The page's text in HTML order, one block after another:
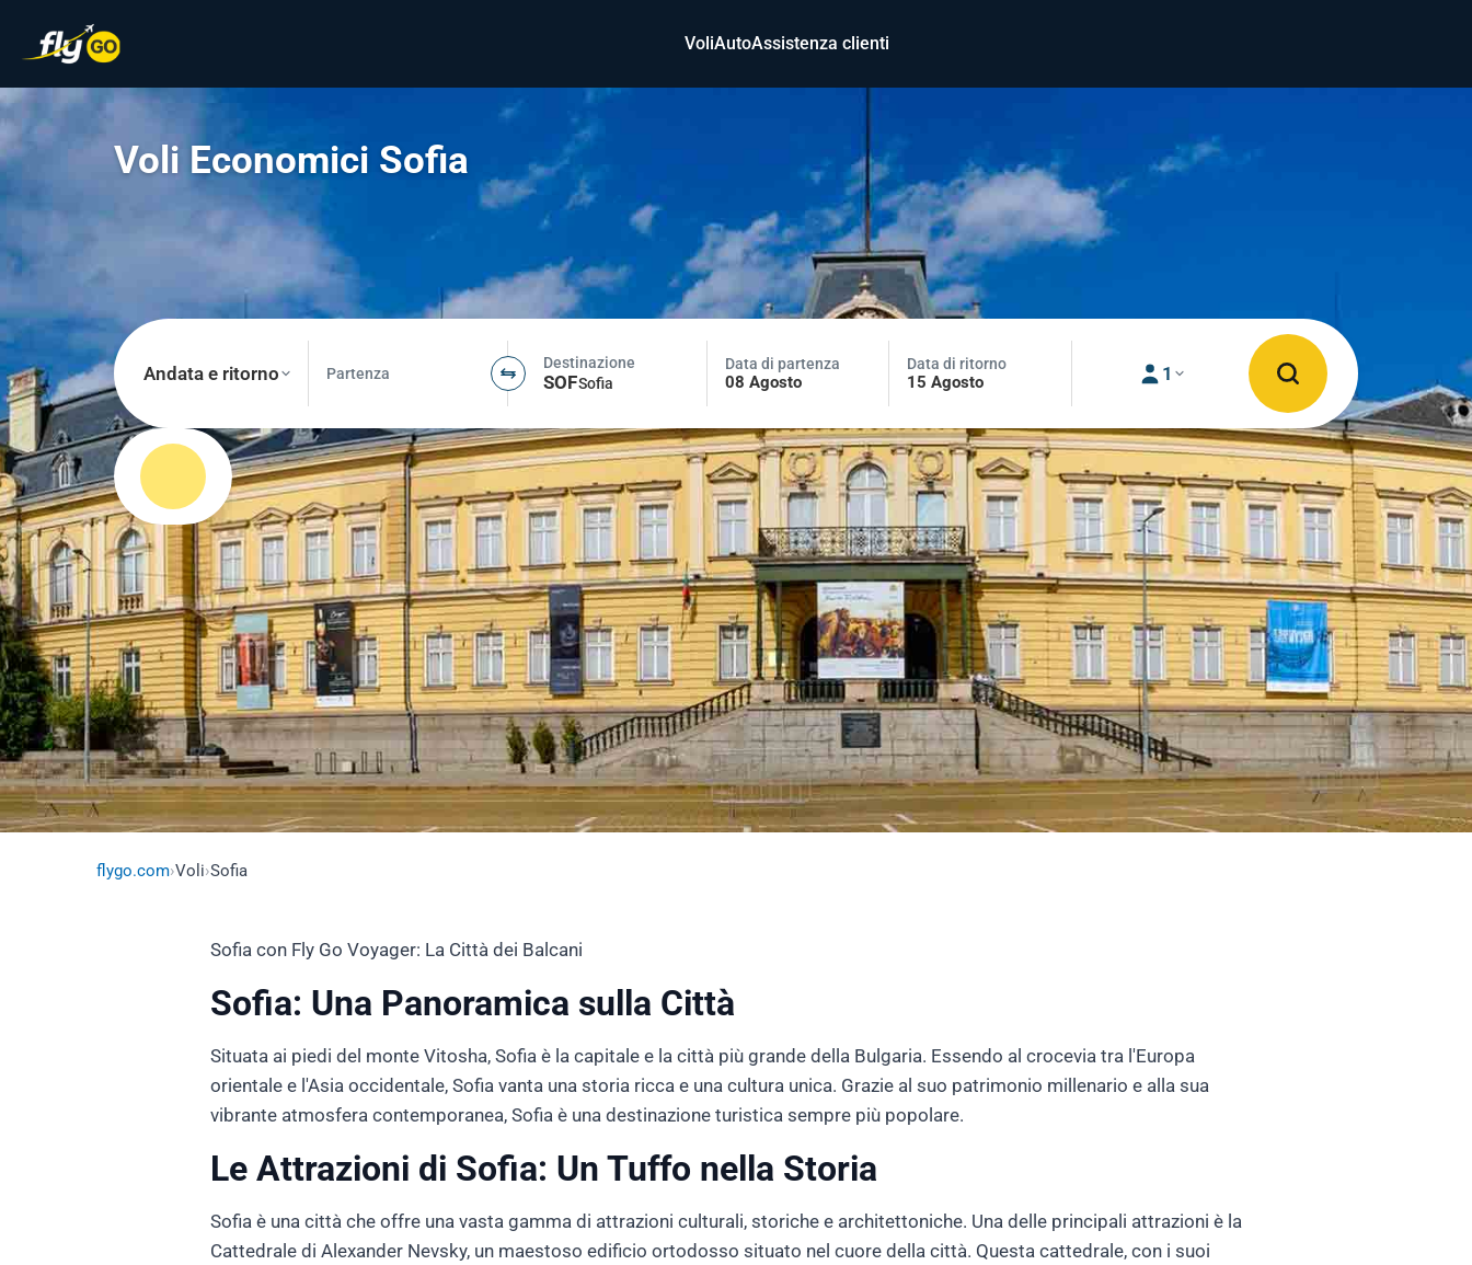
VoliAutoAssistenza clienti
Voli Economici Sofia
Andata e ritorno Partenza
Destinazione
SOFSofia
Data di partenza
08 Agosto
Data di ritorno
15 Agosto 1
flygo.com›Voli›Sofia
Sofia con Fly Go Voyager: La Città dei Balcani
Sofia: Una Panoramica sulla Città
Situata ai piedi del monte Vitosha, Sofia è la capitale e la città più grande della Bulgaria. Essendo al crocevia tra l'Europa
orientale e l'Asia occidentale, Sofia vanta una storia ricca e una cultura unica. Grazie al suo patrimonio millenario e alla sua
vibrante atmosfera contemporanea, Sofia è una destinazione turistica sempre più popolare.
Le Attrazioni di Sofia: Un Tuffo nella Storia
Sofia è una città che offre una vasta gamma di attrazioni culturali, storiche e architettoniche. Una delle principali attrazioni è la
Cattedrale di Alexander Nevsky, un maestoso edificio ortodosso situato nel cuore della città. Questa cattedrale, con i suoi